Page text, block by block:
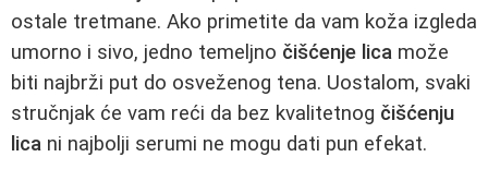
ostale tretmane. Ako primetite da vam koža izgleda
umorno i sivo, jedno temeljno čišćenje lica može
biti najbrži put do osveženog tena. Uostalom, svaki
stručnjak će vam reći da bez kvalitetnog čišćenju
lica ni najbolji serumi ne mogu dati pun efekat.